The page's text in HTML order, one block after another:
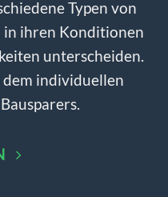
Typen von
in ihren Konditionen
unterscheiden.
dem individuellen